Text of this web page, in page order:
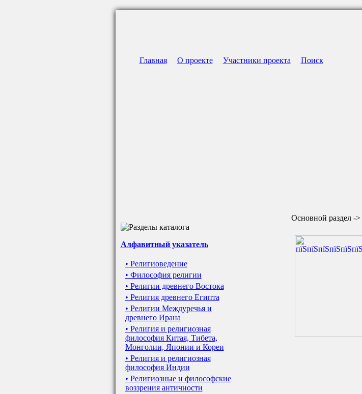
Главная О проекте Участники проекта Поиск
Алфавитный указатель
• Религиоведение
• Философия религии
• Религии древнего Востока
• Религия древнего Египта
• Религии Междуречья и
древнего Ирана
• Религия и религиозная
философия Китая, Тибета,
Монголии, Японии и Кореи
• Религия и религиозная
философия Индии
• Религиозные и философские
воззрения античности
Основной раздел ->